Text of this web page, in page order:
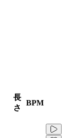
長
さ
BPM